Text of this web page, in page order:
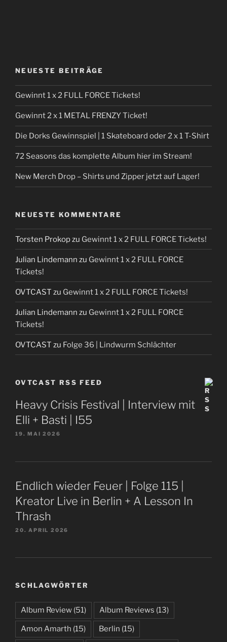
NEUESTE BEITRÄGE
Gewinnt 1 x 2 FULL FORCE Tickets!
Gewinnt 2 x 1 METAL FRENZY Ticket!
Die Dorks Gewinnspiel | 1 Skateboard oder 2 x 1 T-Shirt
72 Seasons das komplette Album hier im Stream!
New Merch Drop – Shirts und Zipper jetzt auf Lager!
NEUESTE KOMMENTARE
Torsten Prokopzu Gewinnt 1 x 2 FULL FORCE Tickets!
Julian Lindemann zu Gewinnt 1 x 2 FULL FORCE
Tickets!
OVTCAST zu Gewinnt 1 x 2 FULL FORCE Tickets!
Julian Lindemann zu Gewinnt 1 x 2 FULL FORCE
Tickets!
OVTCAST zu Folge 36 | Lindwurm Schlächter
OVTCAST RSS FEED
Heavy Crisis Festival | Interview mit
Elli + Basti | I55
19. MAI 2026
Endlich wieder Feuer | Folge 115 |
Kreator Live in Berlin + A Lesson In
Thrash
20. APRIL 2026
SCHLAGWÖRTER
Album Review (51) Album Reviews (13)
Amon Amarth (15) Berlin (15)